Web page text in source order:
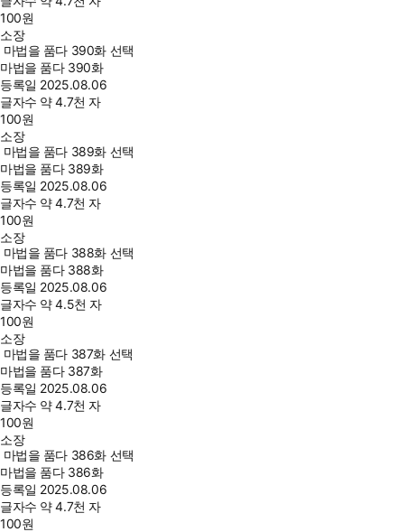
100원
소장
마법을 품다 390화 선택
마법을 품다 390화
등록일 2025.08.06
글자수 약 4.7천 자
100원
소장
마법을 품다 389화 선택
마법을 품다 389화
등록일 2025.08.06
글자수 약 4.7천 자
100원
소장
마법을 품다 388화 선택
마법을 품다 388화
등록일 2025.08.06
글자수 약 4.5천 자
100원
소장
마법을 품다 387화 선택
마법을 품다 387화
등록일 2025.08.06
글자수 약 4.7천 자
100원
소장
마법을 품다 386화 선택
마법을 품다 386화
등록일 2025.08.06
글자수 약 4.7천 자
100원